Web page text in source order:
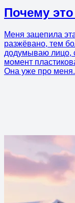
Почему
Меня зацепила
разжёвано, тем
додумываю лицо,
момент
Она уже про меня.